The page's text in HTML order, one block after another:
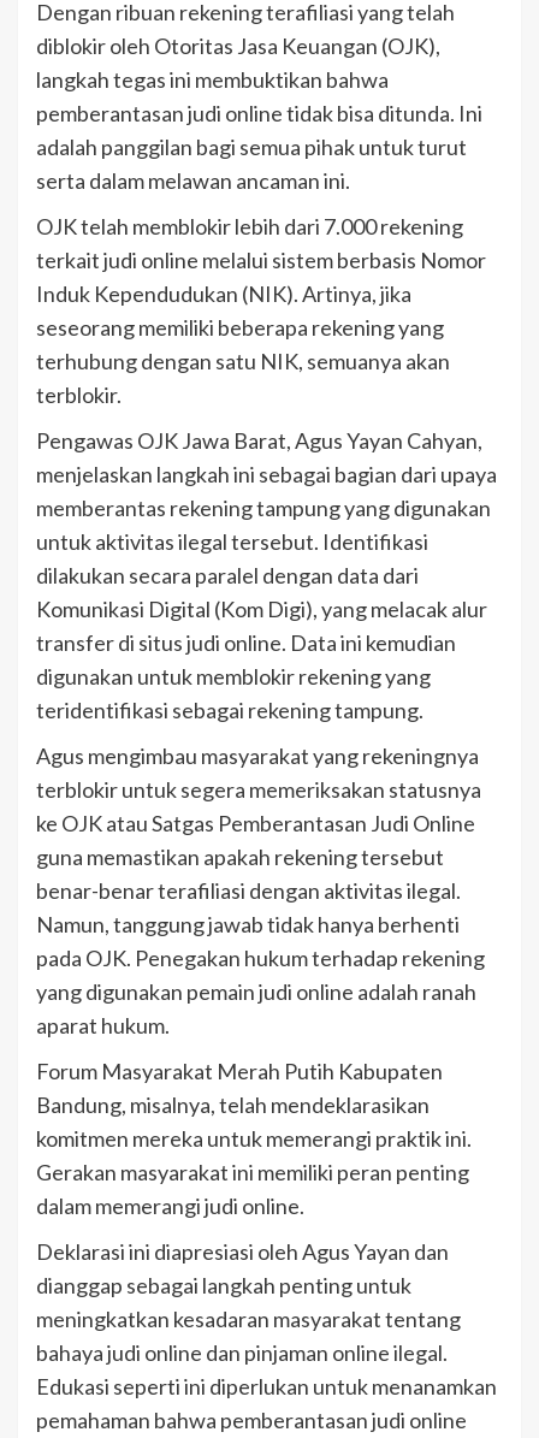
Dengan ribuan rekening terafiliasi yang telah
diblokir oleh Otoritas Jasa Keuangan (OJK),
langkah tegas ini membuktikan bahwa
pemberantasan judi online tidak bisa ditunda. Ini
adalah panggilan bagi semua pihak untuk turut
serta dalam melawan ancaman ini.
OJK telah memblokir lebih dari 7.000 rekening
terkait judi online melalui sistem berbasis Nomor
Induk Kependudukan (NIK). Artinya, jika
seseorang memiliki beberapa rekening yang
terhubung dengan satu NIK, semuanya akan
terblokir.
Pengawas OJK Jawa Barat, Agus Yayan Cahyan,
menjelaskan langkah ini sebagai bagian dari upaya
memberantas rekening tampung yang digunakan
untuk aktivitas ilegal tersebut. Identifikasi
dilakukan secara paralel dengan data dari
Komunikasi Digital (Kom Digi), yang melacak alur
transfer di situs judi online. Data ini kemudian
digunakan untuk memblokir rekening yang
teridentifikasi sebagai rekening tampung.
Agus mengimbau masyarakat yang rekeningnya
terblokir untuk segera memeriksakan statusnya
ke OJK atau Satgas Pemberantasan Judi Online
guna memastikan apakah rekening tersebut
benar-benar terafiliasi dengan aktivitas ilegal.
Namun, tanggung jawab tidak hanya berhenti
pada OJK. Penegakan hukum terhadap rekening
yang digunakan pemain judi online adalah ranah
aparat hukum.
Forum Masyarakat Merah Putih Kabupaten
Bandung, misalnya, telah mendeklarasikan
komitmen mereka untuk memerangi praktik ini.
Gerakan masyarakat ini memiliki peran penting
dalam memerangi judi online.
Deklarasi ini diapresiasi oleh Agus Yayan dan
dianggap sebagai langkah penting untuk
meningkatkan kesadaran masyarakat tentang
bahaya judi online dan pinjaman online ilegal.
Edukasi seperti ini diperlukan untuk menanamkan
pemahaman bahwa pemberantasan judi online